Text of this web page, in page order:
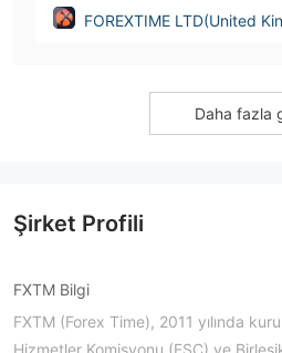
FOREXTIME LTD(United
Daha fazla
Şirket Profili
FXTM Bilgi
FXTM (Forex Time), 2011 yılında